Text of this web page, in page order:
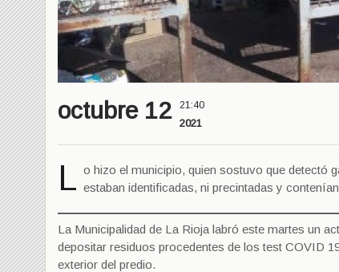
octubre 12 21:40
2021
L o hizo el municipio, quien sostuvo que detectó
estaban identificadas, ni precintadas y
La Municipalidad de La Rioja labró este martes un
depositar residuos procedentes de los test COVID
exterior del predio.